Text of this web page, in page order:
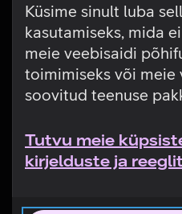
Küsime sinult luba
kasutamiseks, mida
meie veebisaidi
toimimiseks või meie
soovitud teenuse
Tutvu meie
kirjelduste ja